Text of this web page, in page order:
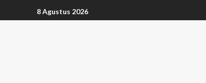
8 Agustus 2026